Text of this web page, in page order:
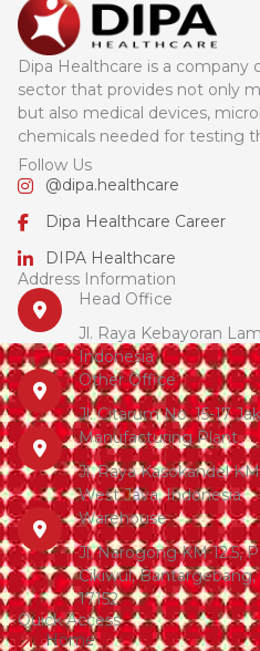
Dipa Healthcare is a company
sector that provides not only
but also medical devices,
chemicals needed for testing
Follow Us
@dipa.healthcare
Dipa Healthcare Career
DIPA Healthcare
Address Information
Head Office
Jl. Raya Kebayoran
Indonesia
Other Office
Jl. Citarum No. 15-17
Manufacturing Plant
Jl. Raya Kasokandel
West Java, Indonesia
Warehouse
Jl. Narogong KM 12.5,
Cikiwul,
17152
Quick Access
Home